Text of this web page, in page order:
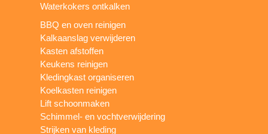
Waterkokers ontkalken
BBQ en oven reinigen
Kalkaanslag verwijderen
Kasten afstoffen
Keukens reinigen
Kledingkast organiseren
Koelkasten reinigen
Lift schoonmaken
Schimmel- en vochtverwijdering
Strijken van kleding